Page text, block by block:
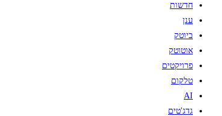
חדשות
ענן
ביוטק
אוטוטק
פרויקטים
טלקום
AI
גדג'טים